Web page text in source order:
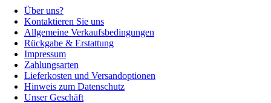
Über uns?
Kontaktieren Sie uns
Allgemeine Verkaufsbedingungen
Rückgabe & Erstattung
Impressum
Zahlungsarten
Lieferkosten und Versandoptionen
Hinweis zum Datenschutz
Unser Geschäft